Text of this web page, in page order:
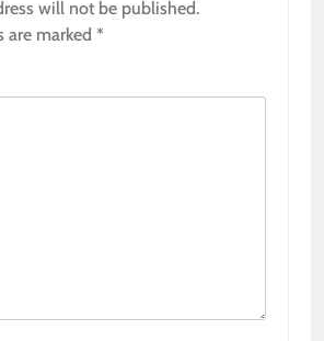
will not be published.
are marked *